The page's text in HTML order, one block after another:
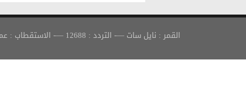
القمر : نايل سات —- التردد : 12688 —- الاستقطاب : عمودي —- معدل الترميز : 30000